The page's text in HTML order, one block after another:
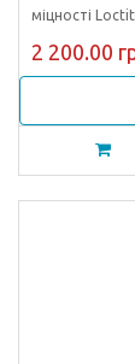
міцності
2 200.00